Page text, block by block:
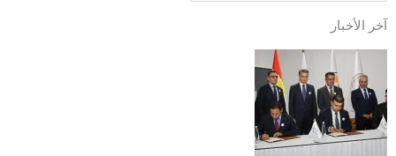
آخر الأخبار